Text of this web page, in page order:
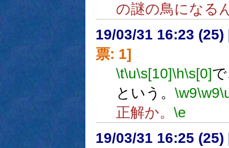
の謎の鳥になる
19/03/31 16:23 (25)
票: 1]
\t\u\s[10]\h\s[0]
という。 \w9\w9
正解か。 \e
19/03/31 16:25 (25)